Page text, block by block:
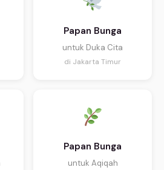
Papan Bunga
untuk Duka Cita
di Jakarta Timur
Papan Bunga
untuk Aqiqah